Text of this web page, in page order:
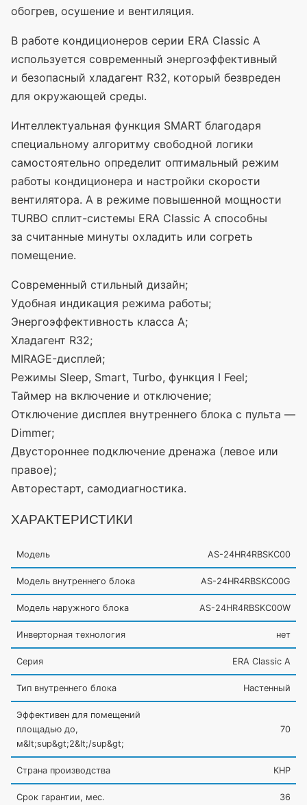
обогрев, осушение и вентиляция.
В работе кондиционеров серии ERA Classic A
используется современный энергоэффективный
и безопасный хладагент R32, который безвреден
для окружающей среды.
Интеллектуальная функция SMART благодаря
специальному алгоритму свободной логики
самостоятельно определит оптимальный режим
работы кондиционера и настройки скорости
вентилятора. А в режиме повышенной мощности
TURBO сплит-системы ERA Classic A способны
за считанные минуты охладить или согреть
помещение.
Современный стильный дизайн;
Удобная индикация режима работы;
Энергоэффективность класса А;
Хладагент R32;
MIRAGE-дисплей;
Режимы Sleep, Smart, Turbo, функция I Feel;
Таймер на включение и отключение;
Отключение дисплея внутреннего блока с пульта —
Dimmer;
Двустороннее подключение дренажа (левое или
правое);
Авторестарт, самодиагностика.
ХАРАКТЕРИСТИКИ
Модель AS-24HR4RBSKC00
Модель внутреннего блока AS-24HR4RBSKC00G
Модель наружного блока AS-24HR4RBSKC00W
Инверторная технология нет
Серия ERA Classic A
Тип внутреннего блока Настенный
Эффективен для помещений
площадью до,
м&lt;sup&gt;2&lt;/sup&gt;
70
Страна производства КНР
Срок гарантии, мес. 36